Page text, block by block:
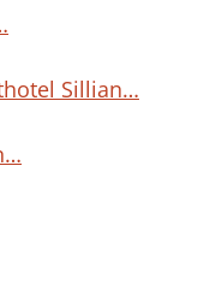
Sillian…